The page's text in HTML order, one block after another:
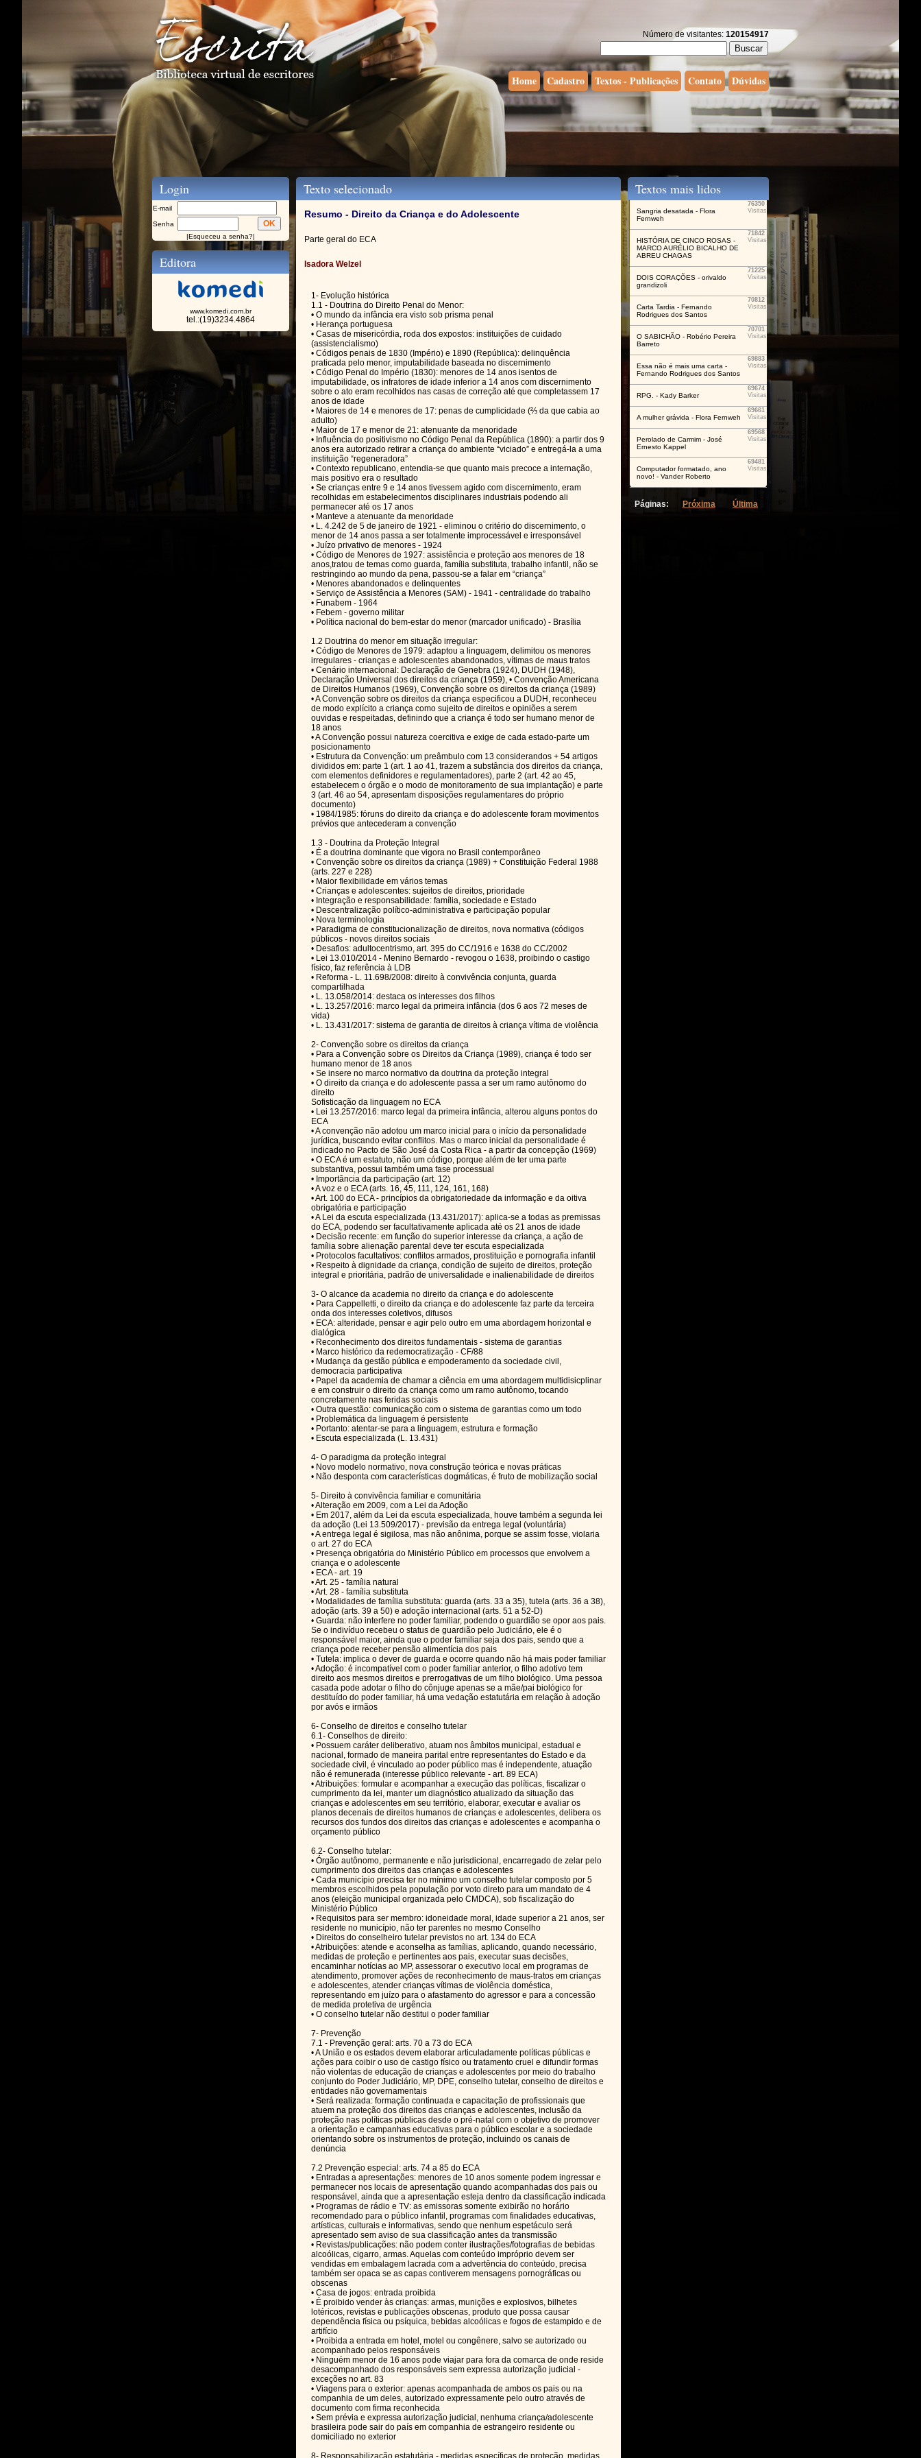
Número de visitantes: 120154917
Home Cadastro Textos - Publicações Contato Dúvidas
Login
E-mail
Senha
|Esqueceu a senha?|
Editora
www.komedi.com.br
tel.:(19)3234.4864
Texto selecionado
Resumo - Direito da Criança e do Adolescente
Parte geral do ECA
Isadora Welzel
1- Evolução histórica
1.1 - Doutrina do Direito Penal do Menor:
• O mundo da infância era visto sob prisma penal
• Herança portuguesa
• Casas de misericórdia, roda dos expostos: instituições de cuidado
(assistencialismo)
• Códigos penais de 1830 (Império) e 1890 (República): delinquência
praticada pelo menor, imputabilidade baseada no discernimento
• Código Penal do Império (1830): menores de 14 anos isentos de
imputabilidade, os infratores de idade inferior a 14 anos com discernimento
sobre o ato eram recolhidos nas casas de correção até que completassem 17
anos de idade
• Maiores de 14 e menores de 17: penas de cumplicidade (⅔ da que cabia ao
adulto)
• Maior de 17 e menor de 21: atenuante da menoridade
• Influência do positivismo no Código Penal da República (1890): a partir dos 9
anos era autorizado retirar a criança do ambiente “viciado” e entregá-la a uma
instituição “regeneradora”
• Contexto republicano, entendia-se que quanto mais precoce a internação,
mais positivo era o resultado
• Se crianças entre 9 e 14 anos tivessem agido com discernimento, eram
recolhidas em estabelecimentos disciplinares industriais podendo ali
permanecer até os 17 anos
• Manteve a atenuante da menoridade
• L. 4.242 de 5 de janeiro de 1921 - eliminou o critério do discernimento, o
menor de 14 anos passa a ser totalmente improcessável e irresponsável
• Juízo privativo de menores - 1924
• Código de Menores de 1927: assistência e proteção aos menores de 18
anos,tratou de temas como guarda, família substituta, trabalho infantil, não se
restringindo ao mundo da pena, passou-se a falar em “criança”
• Menores abandonados e delinquentes
• Serviço de Assistência a Menores (SAM) - 1941 - centralidade do trabalho
• Funabem - 1964
• Febem - governo militar
• Política nacional do bem-estar do menor (marcador unificado) - Brasília
1.2 Doutrina do menor em situação irregular:
• Código de Menores de 1979: adaptou a linguagem, delimitou os menores
irregulares - crianças e adolescentes abandonados, vítimas de maus tratos
• Cenário internacional: Declaração de Genebra (1924), DUDH (1948),
Declaração Universal dos direitos da criança (1959), • Convenção Americana
de Direitos Humanos (1969), Convenção sobre os direitos da criança (1989)
• A Convenção sobre os direitos da criança especificou a DUDH, reconheceu
de modo explícito a criança como sujeito de direitos e opiniões a serem
ouvidas e respeitadas, definindo que a criança é todo ser humano menor de
18 anos
• A Convenção possui natureza coercitiva e exige de cada estado-parte um
posicionamento
• Estrutura da Convenção: um preâmbulo com 13 considerandos + 54 artigos
divididos em: parte 1 (art. 1 ao 41, trazem a substância dos direitos da criança,
com elementos definidores e regulamentadores), parte 2 (art. 42 ao 45,
estabelecem o órgão e o modo de monitoramento de sua implantação) e parte
3 (art. 46 ao 54, apresentam disposições regulamentares do próprio
documento)
• 1984/1985: fóruns do direito da criança e do adolescente foram movimentos
prévios que antecederam a convenção
1.3 - Doutrina da Proteção Integral
• É a doutrina dominante que vigora no Brasil contemporâneo
• Convenção sobre os direitos da criança (1989) + Constituição Federal 1988
(arts. 227 e 228)
• Maior flexibilidade em vários temas
• Crianças e adolescentes: sujeitos de direitos, prioridade
• Integração e responsabilidade: família, sociedade e Estado
• Descentralização político-administrativa e participação popular
• Nova terminologia
• Paradigma de constitucionalização de direitos, nova normativa (códigos
públicos - novos direitos sociais
• Desafios: adultocentrismo, art. 395 do CC/1916 e 1638 do CC/2002
• Lei 13.010/2014 - Menino Bernardo - revogou o 1638, proibindo o castigo
físico, faz referência à LDB
• Reforma - L. 11.698/2008: direito à convivência conjunta, guarda
compartilhada
• L. 13.058/2014: destaca os interesses dos filhos
• L. 13.257/2016: marco legal da primeira infância (dos 6 aos 72 meses de
vida)
• L. 13.431/2017: sistema de garantia de direitos à criança vítima de violência
2- Convenção sobre os direitos da criança
• Para a Convenção sobre os Direitos da Criança (1989), criança é todo ser
humano menor de 18 anos
• Se insere no marco normativo da doutrina da proteção integral
• O direito da criança e do adolescente passa a ser um ramo autônomo do
direito
Sofisticação da linguagem no ECA
• Lei 13.257/2016: marco legal da primeira infância, alterou alguns pontos do
ECA
• A convenção não adotou um marco inicial para o início da personalidade
jurídica, buscando evitar conflitos. Mas o marco inicial da personalidade é
indicado no Pacto de São José da Costa Rica - a partir da concepção (1969)
• O ECA é um estatuto, não um código, porque além de ter uma parte
substantiva, possui também uma fase processual
• Importância da participação (art. 12)
• A voz e o ECA (arts. 16, 45, 111, 124, 161, 168)
• Art. 100 do ECA - princípios da obrigatoriedade da informação e da oitiva
obrigatória e participação
• A Lei da escuta especializada (13.431/2017): aplica-se a todas as premissas
do ECA, podendo ser facultativamente aplicada até os 21 anos de idade
• Decisão recente: em função do superior interesse da criança, a ação de
família sobre alienação parental deve ter escuta especializada
• Protocolos facultativos: conflitos armados, prostituição e pornografia infantil
• Respeito à dignidade da criança, condição de sujeito de direitos, proteção
integral e prioritária, padrão de universalidade e inalienabilidade de direitos
3- O alcance da academia no direito da criança e do adolescente
• Para Cappelletti, o direito da criança e do adolescente faz parte da terceira
onda dos interesses coletivos, difusos
• ECA: alteridade, pensar e agir pelo outro em uma abordagem horizontal e
dialógica
• Reconhecimento dos direitos fundamentais - sistema de garantias
• Marco histórico da redemocratização - CF/88
• Mudança da gestão pública e empoderamento da sociedade civil,
democracia participativa
• Papel da academia de chamar a ciência em uma abordagem multidisicplinar
e em construir o direito da criança como um ramo autônomo, tocando
concretamente nas feridas sociais
• Outra questão: comunicação com o sistema de garantias como um todo
• Problemática da linguagem é persistente
• Portanto: atentar-se para a linguagem, estrutura e formação
• Escuta especializada (L. 13.431)
4- O paradigma da proteção integral
• Novo modelo normativo, nova construção teórica e novas práticas
• Não desponta com características dogmáticas, é fruto de mobilização social
5- Direito à convivência familiar e comunitária
• Alteração em 2009, com a Lei da Adoção
• Em 2017, além da Lei da escuta especializada, houve também a segunda lei
da adoção (Lei 13.509/2017) - previsão da entrega legal (voluntária)
• A entrega legal é sigilosa, mas não anônima, porque se assim fosse, violaria
o art. 27 do ECA
• Presença obrigatória do Ministério Público em processos que envolvem a
criança e o adolescente
• ECA - art. 19
• Art. 25 - família natural
• Art. 28 - família substituta
• Modalidades de família substituta: guarda (arts. 33 a 35), tutela (arts. 36 a 38),
adoção (arts. 39 a 50) e adoção internacional (arts. 51 a 52-D)
• Guarda: não interfere no poder familiar, podendo o guardião se opor aos pais.
Se o indivíduo recebeu o status de guardião pelo Judiciário, ele é o
responsável maior, ainda que o poder familiar seja dos pais, sendo que a
criança pode receber pensão alimentícia dos pais
• Tutela: implica o dever de guarda e ocorre quando não há mais poder familiar
• Adoção: é incompatível com o poder familiar anterior, o filho adotivo tem
direito aos mesmos direitos e prerrogativas de um filho biológico. Uma pessoa
casada pode adotar o filho do cônjuge apenas se a mãe/pai biológico for
destituído do poder familiar, há uma vedação estatutária em relação à adoção
por avós e irmãos
6- Conselho de direitos e conselho tutelar
6.1- Conselhos de direito:
• Possuem caráter deliberativo, atuam nos âmbitos municipal, estadual e
nacional, formado de maneira parital entre representantes do Estado e da
sociedade civil, é vinculado ao poder público mas é independente, atuação
não é remunerada (interesse público relevante - art. 89 ECA)
• Atribuições: formular e acompanhar a execução das políticas, fiscalizar o
cumprimento da lei, manter um diagnóstico atualizado da situação das
crianças e adolescentes em seu território, elaborar, executar e avaliar os
planos decenais de direitos humanos de crianças e adolescentes, delibera os
recursos dos fundos dos direitos das crianças e adolescentes e acompanha o
orçamento público
6.2- Conselho tutelar:
• Órgão autônomo, permanente e não jurisdicional, encarregado de zelar pelo
cumprimento dos direitos das crianças e adolescentes
• Cada município precisa ter no mínimo um conselho tutelar composto por 5
membros escolhidos pela população por voto direto para um mandato de 4
anos (eleição municipal organizada pelo CMDCA), sob fiscalização do
Ministério Público
• Requisitos para ser membro: idoneidade moral, idade superior a 21 anos, ser
residente no município, não ter parentes no mesmo Conselho
• Direitos do conselheiro tutelar previstos no art. 134 do ECA
• Atribuições: atende e aconselha as famílias, aplicando, quando necessário,
medidas de proteção e pertinentes aos pais, executar suas decisões,
encaminhar notícias ao MP, assessorar o executivo local em programas de
atendimento, promover ações de reconhecimento de maus-tratos em crianças
e adolescentes, atender crianças vítimas de violência doméstica,
representando em juízo para o afastamento do agressor e para a concessão
de medida protetiva de urgência
• O conselho tutelar não destitui o poder familiar
7- Prevenção
7.1 - Prevenção geral: arts. 70 a 73 do ECA
• A União e os estados devem elaborar articuladamente políticas públicas e
ações para coibir o uso de castigo físico ou tratamento cruel e difundir formas
não violentas de educação de crianças e adolescentes por meio do trabalho
conjunto do Poder Judiciário, MP, DPE, conselho tutelar, conselho de direitos e
entidades não governamentais
• Será realizada: formação continuada e capacitação de profissionais que
atuem na proteção dos direitos das crianças e adolescentes, inclusão da
proteção nas políticas públicas desde o pré-natal com o objetivo de promover
a orientação e campanhas educativas para o público escolar e a sociedade
orientando sobre os instrumentos de proteção, incluindo os canais de
denúncia
7.2 Prevenção especial: arts. 74 a 85 do ECA
• Entradas a apresentações: menores de 10 anos somente podem ingressar e
permanecer nos locais de apresentação quando acompanhadas dos pais ou
responsável, ainda que a apresentação esteja dentro da classificação indicada
• Programas de rádio e TV: as emissoras somente exibirão no horário
recomendado para o público infantil, programas com finalidades educativas,
artísticas, culturais e informativas, sendo que nenhum espetáculo será
apresentado sem aviso de sua classificação antes da transmissão
• Revistas/publicações: não podem conter ilustrações/fotografias de bebidas
alcoólicas, cigarro, armas. Aquelas com conteúdo impróprio devem ser
vendidas em embalagem lacrada com a advertência do conteúdo, precisa
também ser opaca se as capas contiverem mensagens pornográficas ou
obscenas
• Casa de jogos: entrada proibida
• É proibido vender às crianças: armas, munições e explosivos, bilhetes
lotéricos, revistas e publicações obscenas, produto que possa causar
dependência física ou psíquica, bebidas alcoólicas e fogos de estampido e de
artifício
• Proibida a entrada em hotel, motel ou congênere, salvo se autorizado ou
acompanhado pelos responsáveis
• Ninguém menor de 16 anos pode viajar para fora da comarca de onde reside
desacompanhado dos responsáveis sem expressa autorização judicial -
exceções no art. 83
• Viagens para o exterior: apenas acompanhada de ambos os pais ou na
companhia de um deles, autorizado expressamente pelo outro através de
documento com firma reconhecida
• Sem prévia e expressa autorização judicial, nenhuma criança/adolescente
brasileira pode sair do país em companhia de estrangeiro residente ou
domiciliado no exterior
8- Responsabilização estatutária - medidas específicas de proteção, medidas
Textos mais lidos
Sangria desatada - Flora
Fernweh
76350
Visitas
HISTÓRIA DE CINCO ROSAS -
MARCO AURÉLIO BICALHO DE
ABREU CHAGAS
71842
Visitas
DOIS CORAÇÕES - orivaldo
grandizoli
71225
Visitas
Carta Tardia - Fernando
Rodrigues dos Santos
70812
Visitas
O SABICHÃO - Robério Pereira
Barreto
70701
Visitas
Essa não é mais uma carta -
Fernando Rodrigues dos Santos
69883
Visitas
RPG. - Kady Barker
69674
Visitas
A mulher grávida - Flora Fernweh
69661
Visitas
Perolado de Carmim - José
Ernesto Kappel
69568
Visitas
Computador formatado, ano
novo! - Vander Roberto
69481
Visitas
Páginas: Próxima Última